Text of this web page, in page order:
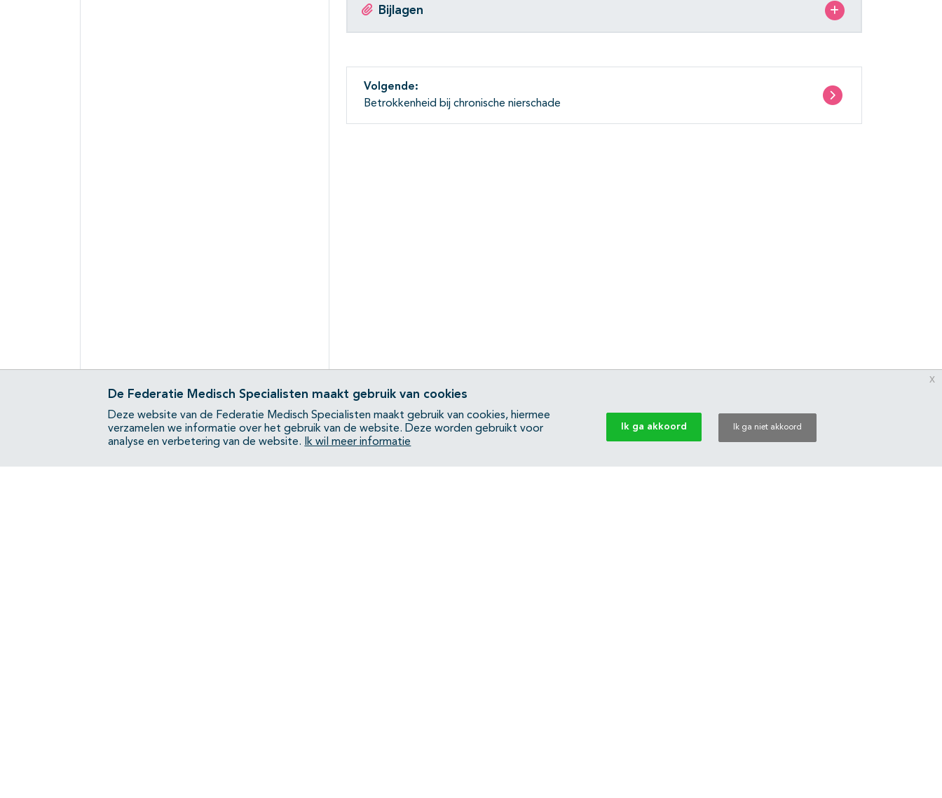
Bijlagen
Volgende:
Betrokkenheid bij chronische nierschade
De Federatie Medisch Specialisten maakt gebruik van cookies
Deze website van de Federatie Medisch Specialisten maakt gebruik van cookies, hiermee
verzamelen we informatie over het gebruik van de website. Deze worden gebruikt voor
analyse en verbetering van de website.
Ik wil meer informatie
Ik ga akkoord Ik ga niet akkoord
x